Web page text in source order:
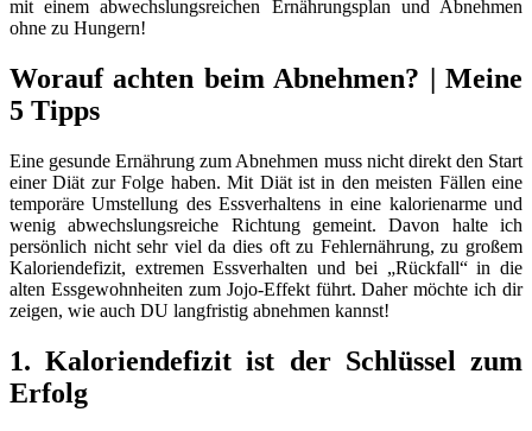
mit einem abwechslungsreichen Ernährungsplan und Abnehmen
ohne zu Hungern!
Worauf achten beim Abnehmen? | Meine
5 Tipps
Eine gesunde Ernährung zum Abnehmen muss nicht direkt den Start
einer Diät zur Folge haben. Mit Diät ist in den meisten Fällen eine
temporäre Umstellung des Essverhaltens in eine kalorienarme und
wenig abwechslungsreiche Richtung gemeint. Davon halte ich
persönlich nicht sehr viel da dies oft zu Fehlernährung, zu großem
Kaloriendefizit, extremen Essverhalten und bei „Rückfall“ in die
alten Essgewohnheiten zum Jojo-Effekt führt. Daher möchte ich dir
zeigen, wie auch DU langfristig abnehmen kannst!
1. Kaloriendefizit ist der Schlüssel zum
Erfolg